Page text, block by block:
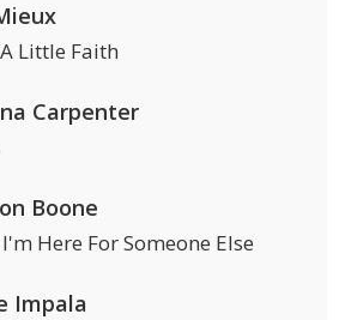
Little Faith
Carpenter
Boone
Here For Someone Else
Impala